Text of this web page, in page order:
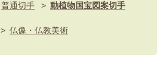
普通切手 > 動植物国宝図案切手
> 仏像・仏教美術